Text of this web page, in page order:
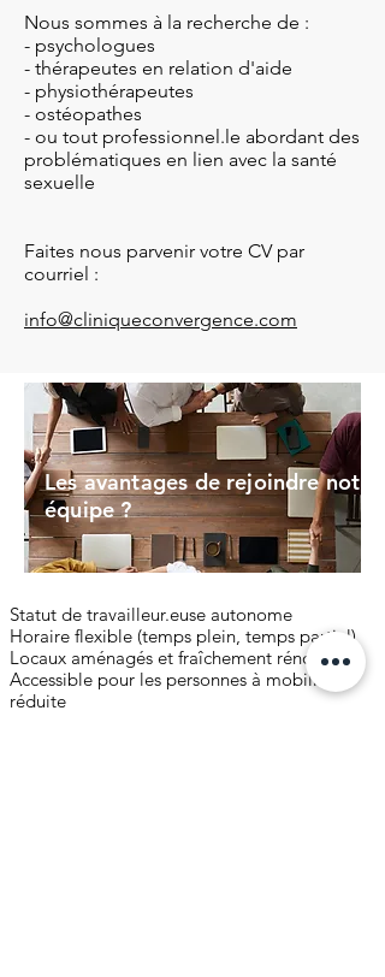
Nous sommes à la recherche de :
- psychologues
- thérapeutes en relation d'aide
- physiothérapeutes
- ostéopathes
- ou tout professionnel.le abordant des
problématiques en lien avec la santé
sexuelle
Faites nous parvenir votre CV par
courriel :
info@cliniqueconvergence.com
Les avantages de rejoindre notre
équipe ?
Statut de travailleur.euse autonome
Horaire flexible (temps plein, temps partiel)
Locaux aménagés et fraîchement rénovés
Accessible pour les personnes à mobilité
réduite